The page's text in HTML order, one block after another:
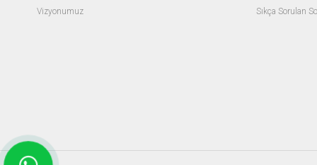
Vizyonumuz
Sıkça Sorulan